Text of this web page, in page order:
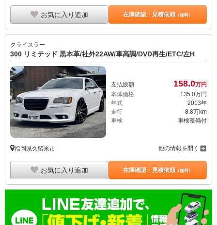
お気に入り追加 在庫確認・見積依頼（無料）
クライスラー
300 リミテッド 黒本革/社外22AW/車高調/DVD再生/ETC/左H
支払総額 158.0万円
本体価格
135.0万円
年式
2013年
走行
8.8万km
車検
車検整備付
福岡県久留米市 他の情報を開く
お気に入り追加 在庫確認・見積依頼（無料）